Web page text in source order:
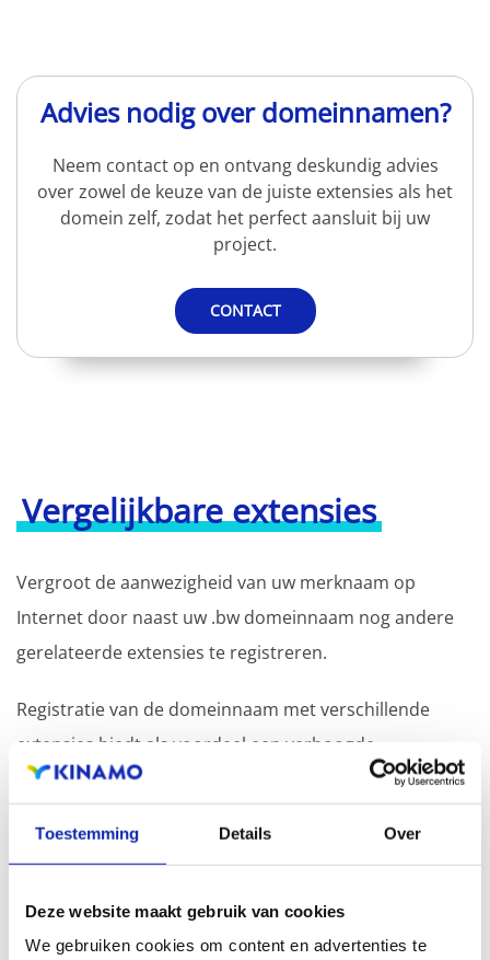
Toestemming Details Over
Deze website maakt gebruik van cookies
We gebruiken cookies om content en advertenties te
Advies nodig over domeinnamen?
Neem contact op en ontvang deskundig advies
over zowel de keuze van de juiste extensies als het
domein zelf, zodat het perfect aansluit bij uw
project.
CONTACT
Vergelijkbare extensies
Vergroot de aanwezigheid van uw merknaam op
Internet door naast uw .bw domeinnaam nog andere
gerelateerde extensies te registreren.
Registratie van de domeinnaam met verschillende
extensies biedt als voordeel een verhoogde
zichtbaarheid in zoekmachines, geografische
zoekresultaten in zoekmachines.
Registreer uw domeinnamen